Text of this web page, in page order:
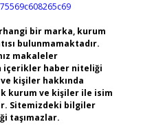
bir marka, kurum
bulunmamaktadır.
makaleler
içerikler haber niteliği
kişiler hakkında
kurum ve kişiler ile isim
Sitemizdeki bilgiler
taşımazlar.